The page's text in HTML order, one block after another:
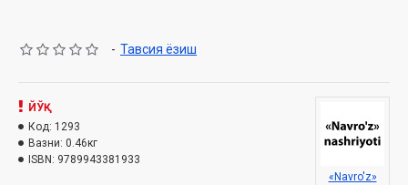
Аллоҳ таоло барчамизни ҳидоят йўлида адаштирмасин!
Муаллиф:Анвар Аҳмад
Номи: «Усусул қироа»
- Тавсия ёзиш
ЙЎҚ
Код: 1293
Вазни: 0.46кг
ISBN: 9789943381933
«Navro'z»